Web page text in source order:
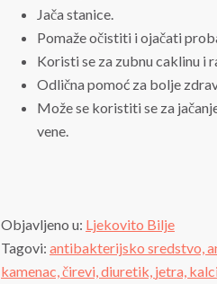
Jača stanice.
Pomaže očistiti i ojačati
Koristi se za zubnu caklinu i
Odlična pomoć za bolje
Može se koristiti se za
vene.
Objavljeno u: Ljekovito Bilje
Tagovi: antibakterijsko sredstvo,
kamenac, čirevi, diuretik, jetra,